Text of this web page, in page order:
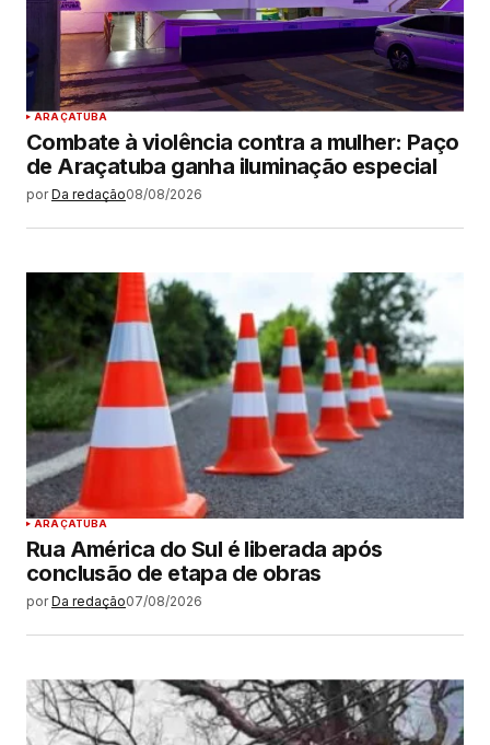
ARAÇATUBA
Combate à violência contra a mulher: Paço
de Araçatuba ganha iluminação especial
por Da redação08/08/2026
ARAÇATUBA
Rua América do Sul é liberada após
conclusão de etapa de obras
por Da redação07/08/2026